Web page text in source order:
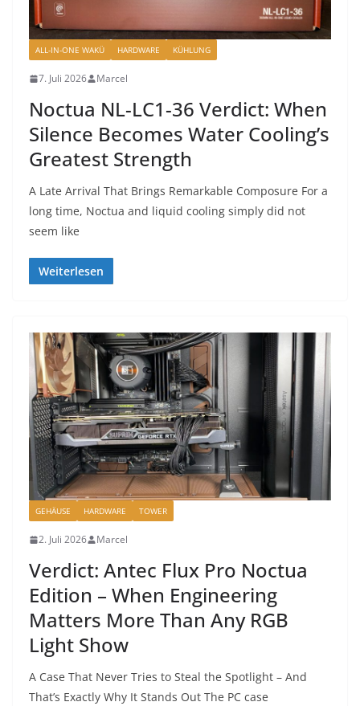
ALL-IN-ONE WAKÜ HARDWARE KÜHLUNG
7. Juli 2026 Marcel
Noctua NL-LC1-36 Verdict: When
Silence Becomes Water Cooling’s
Greatest Strength
A Late Arrival That Brings Remarkable Composure For a
long time, Noctua and liquid cooling simply did not
seem like
Weiterlesen
GEHÄUSE HARDWARE TOWER
2. Juli 2026 Marcel
Verdict: Antec Flux Pro Noctua
Edition – When Engineering
Matters More Than Any RGB
Light Show
A Case That Never Tries to Steal the Spotlight – And
That’s Exactly Why It Stands Out The PC case